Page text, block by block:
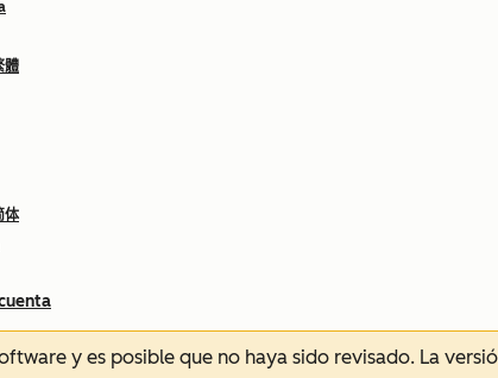
體
体
y es posible que no haya sido revisado. La